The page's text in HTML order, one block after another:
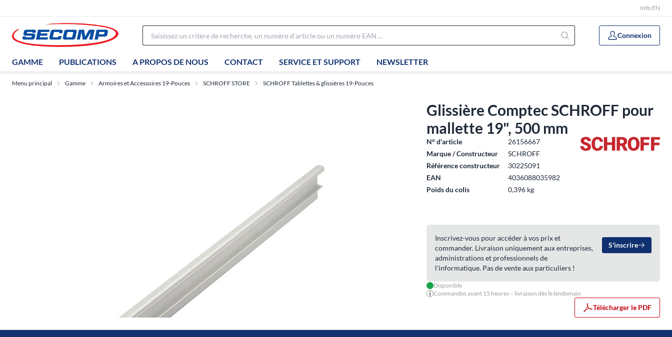
Info EN
Connexion
GAMME PUBLICATIONS A PROPOS DE NOUS CONTACT SERVICE ET SUPPORT NEWSLETTER
Menu principal Gamme Armoires et Accessoires 19-Pouces SCHROFF STORE SCHROFF Tablettes & glissières 19-Pouces
Glissière Comptec SCHROFF pour
mallette 19", 500 mm
N° d'article
26156667
Marque / Constructeur
SCHROFF
Référence constructeur
30225091
EAN
4036088035982
Poids du colis
0,396 kg
Inscrivez-vous pour accéder à vos prix et
commander. Livraison uniquement aux entreprises,
administrations et professionnels de
l'informatique. Pas de vente aux particuliers !
S'inscrire
Disponible
Commandes avant 15 heures – livraison dès le lendemain
Télécharger le PDF